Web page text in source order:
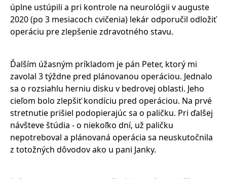
úplne ustúpili a pri kontrole na neurológii v auguste
2020 (po 3 mesiacoch cvičenia) lekár odporučil odložiť
operáciu pre zlepšenie zdravotného stavu.
Ďalším úžasným príkladom je pán Peter, ktorý mi
zavolal 3 týždne pred plánovanou operáciou. Jednalo
sa o rozsiahlu herniu disku v bedrovej oblasti. Jeho
cieľom bolo zlepšiť kondíciu pred operáciou. Na prvé
stretnutie prišiel podopierajúc sa o paličku. Pri ďalšej
návšteve štúdia - o niekoľko dní, už paličku
nepotreboval a plánovaná operácia sa neuskutočnila
z totožných dôvodov ako u pani Janky.